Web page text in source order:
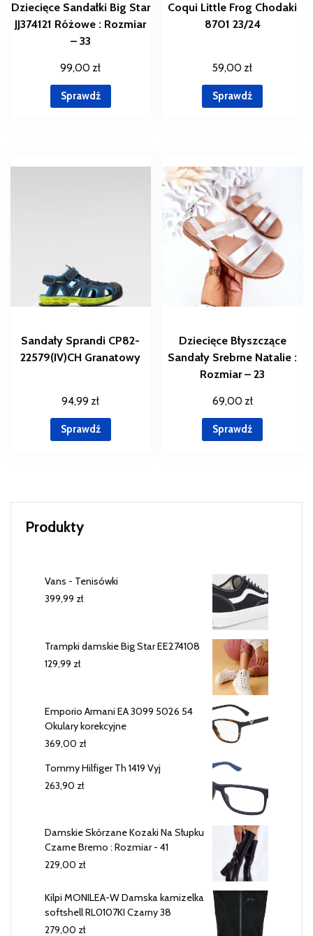
Dziecięce Sandałki Big Star
JJ374121 Różowe : Rozmiar
– 33
99,00 zł
Sprawdź
Coqui Little Frog Chodaki
8701 23/24
59,00 zł
Sprawdź
Sandały Sprandi CP82-
22579(IV)CH Granatowy
94,99 zł
Sprawdź
Dziecięce Błyszczące
Sandały Srebrne Natalie :
Rozmiar – 23
69,00 zł
Sprawdź
Produkty
Vans - Tenisówki
399,99 zł
Trampki damskie Big Star EE274108
129,99 zł
Emporio Armani EA 3099 5026 54
Okulary korekcyjne
369,00 zł
Tommy Hilfiger Th 1419 Vyj
263,90 zł
Damskie Skórzane Kozaki Na Słupku
Czarne Bremo : Rozmiar - 41
229,00 zł
Kilpi MONILEA-W Damska kamizelka
softshell RL0107KI Czarny 38
279,00 zł